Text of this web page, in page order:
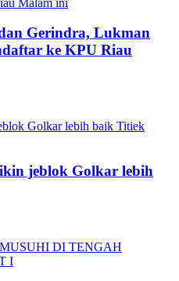
Gerindra, Lukman
ke KPU Riau
jeblok Golkar lebih